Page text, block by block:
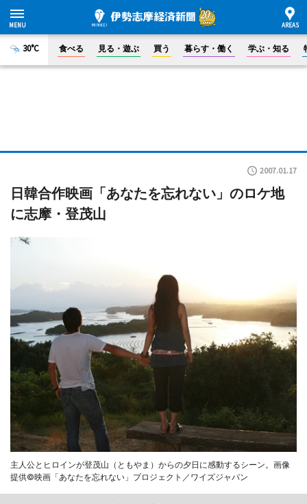
30°C 食べる 見る・遊ぶ 買う 暮らす・働く 学ぶ・知る
2007.01.17
日韓合作映画「あなたを忘れない」のロケ地
に志摩・登茂山
主人公とヒロインが登茂山（ともやま）からの夕日に感動するシーン。画像
提供©映画「あなたを忘れない」プロジェクト／ワイズジャパン